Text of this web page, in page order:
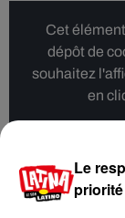
Cet
dépôt de
souhaitez
en
Le
priorité